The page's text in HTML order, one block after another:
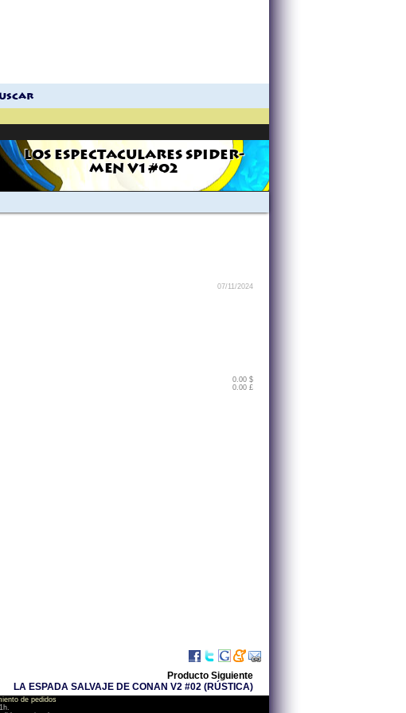
LOS ESPECTACULARES SPIDER-
MEN V1 #02
07/11/2024
0.00 $
0.00 £
Producto Siguiente
LA ESPADA SALVAJE DE CONAN V2 #02 (RÚSTICA)
de pedidos